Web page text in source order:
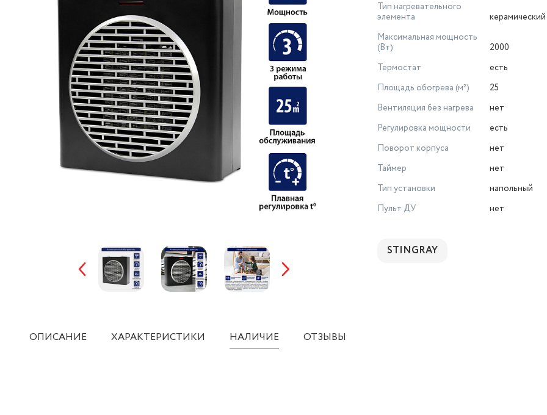
Тип нагревательного
элемента
керамический
Максимальная мощность
(Вт)
2000
Термостат
есть
Площадь обогрева (м²)
25
Вентиляция без нагрева
нет
Регулировка мощности
есть
Поворот корпуса
нет
Таймер
нет
Тип установки
напольный
Пульт ДУ
нет
STINGRAY
ОПИСАНИЕ ХАРАКТЕРИСТИКИ НАЛИЧИЕ ОТЗЫВЫ